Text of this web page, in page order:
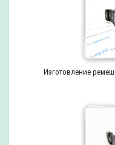
Изготовление